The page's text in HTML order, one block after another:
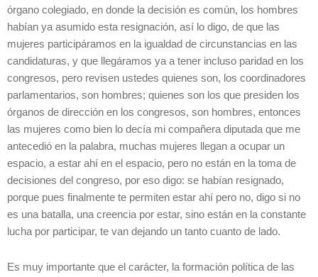
órgano colegiado, en donde la decisión es común, los hombres
habían ya asumido esta resignación, así lo digo, de que las
mujeres participáramos en la igualdad de circunstancias en las
candidaturas, y que llegáramos ya a tener incluso paridad en los
congresos, pero revisen ustedes quienes son, los coordinadores
parlamentarios, son hombres; quienes son los que presiden los
órganos de dirección en los congresos, son hombres, entonces
las mujeres como bien lo decía mi compañera diputada que me
antecedió en la palabra, muchas mujeres llegan a ocupar un
espacio, a estar ahí en el espacio, pero no están en la toma de
decisiones del congreso, por eso digo: se habían resignado,
porque pues finalmente te permiten estar ahí pero no, digo si no
es una batalla, una creencia por estar, sino están en la constante
lucha por participar, te van dejando un tanto cuanto de lado.
Es muy importante que el carácter, la formación política de las